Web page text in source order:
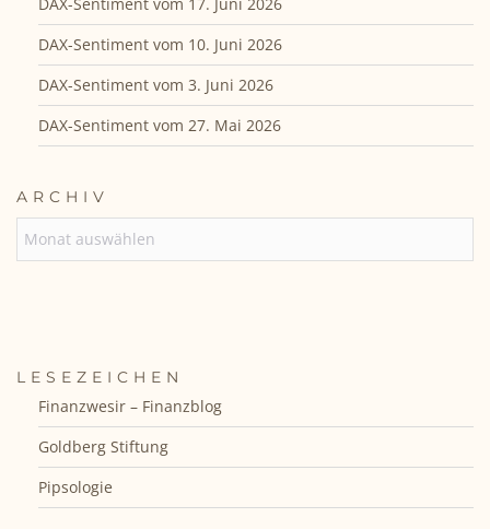
DAX-Sentiment vom 10. Juni 2026
DAX-Sentiment vom 3. Juni 2026
DAX-Sentiment vom 27. Mai 2026
ARCHIV
LESEZEICHEN
Finanzwesir – Finanzblog
Goldberg Stiftung
Pipsologie